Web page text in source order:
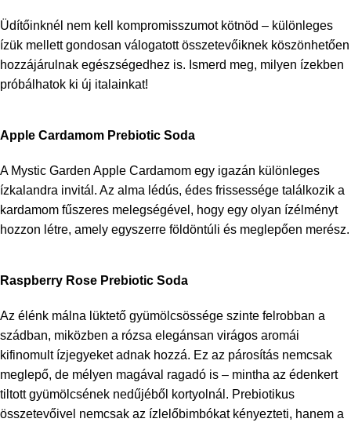
Üdítőinknél nem kell kompromisszumot kötnöd – különleges
ízük mellett gondosan válogatott összetevőiknek köszönhetően
hozzájárulnak egészségedhez is. Ismerd meg, milyen ízekben
próbálhatok ki új italainkat!
Apple Cardamom Prebiotic Soda
A Mystic Garden Apple Cardamom egy igazán különleges
ízkalandra invitál. Az alma lédús, édes frissessége találkozik a
kardamom fűszeres melegségével, hogy egy olyan ízélményt
hozzon létre, amely egyszerre földöntúli és meglepően merész.
Raspberry Rose Prebiotic Soda
Az élénk málna lüktető gyümölcsössége szinte felrobban a
szádban, miközben a rózsa elegánsan virágos aromái
kifinomult ízjegyeket adnak hozzá. Ez az párosítás nemcsak
meglepő, de mélyen magával ragadó is – mintha az édenkert
tiltott gyümölcsének nedűjéből kortyolnál. Prebiotikus
összetevőivel nemcsak az ízlelőbimbókat kényezteti, hanem a